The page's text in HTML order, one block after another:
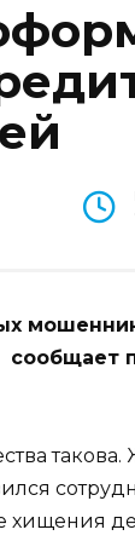
сообщает
хищения